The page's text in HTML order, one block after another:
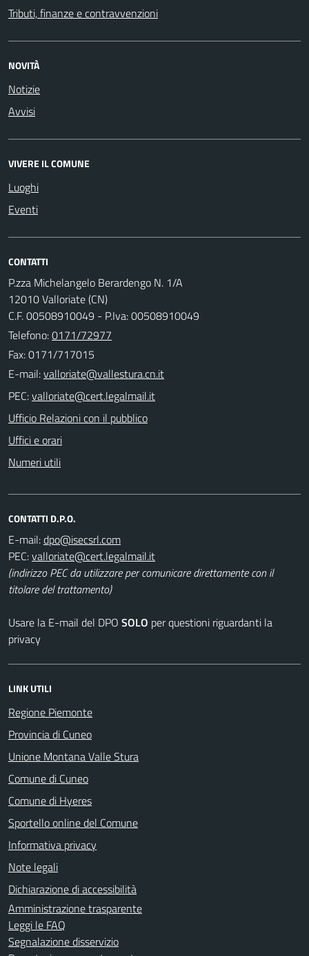
Tributi, finanze e contravvenzioni
NOVITÀ
Notizie
Avvisi
VIVERE IL COMUNE
Luoghi
Eventi
CONTATTI
P.zza Michelangelo Berardengo N. 1/A
12010 Valloriate (CN)
C.F. 00508910049 - P.Iva: 00508910049
Telefono:0171/72977
Fax: 0171/717015
E-mail:
PEC:
Ufficio Relazioni con il pubblico
Uffici e orari
Numeri utili
CONTATTI D.P.O.
E-mail:
PEC:
(indirizzo PEC da utilizzare per comunicare direttamente con il
titolare del trattamento)
Usare la E-mail del DPO SOLO per questioni riguardanti la
privacy
LINK UTILI
Regione Piemonte
Provincia di Cuneo
Unione Montana Valle Stura
Comune di Cuneo
Comune di Hyeres
Sportello online del Comune
Informativa privacy
Note legali
Dichiarazione di accessibilità
Amministrazione trasparente
Leggi le FAQ
Segnalazione disservizio